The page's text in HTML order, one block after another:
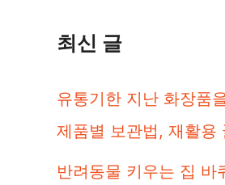
최신 글
유통기한 지난 화장품
제품별 보관법, 재활용
반려동물 키우는 집 바